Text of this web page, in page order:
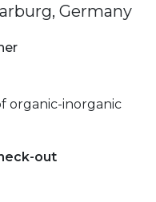
Germany
organic-inorganic
out